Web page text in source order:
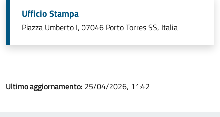
Ufficio Stampa
Piazza Umberto I, 07046 Porto Torres SS, Italia
Ultimo aggiornamento: 25/04/2026, 11:42